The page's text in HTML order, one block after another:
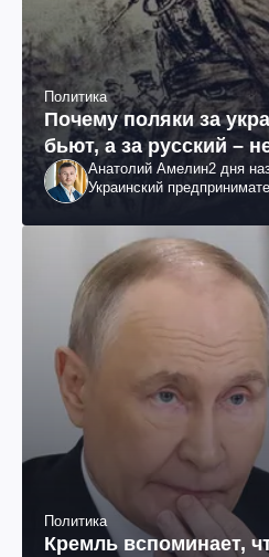
Политика
Почему поляки за
бьют, а за русский –
Анатолий Амелин2 дня
Украинский
Политика
Кремль вспоминает,